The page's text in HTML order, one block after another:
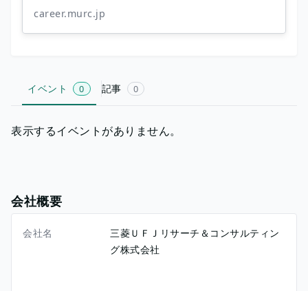
career.murc.jp
イベント 0 記事 0
表示するイベントがありません。
会社概要
会社名
三菱ＵＦＪリサーチ＆コンサルティン
グ株式会社